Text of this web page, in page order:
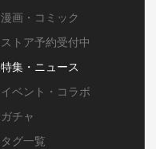
漫画・コミック
ストア予約受付中
特集・ニュース
イベント・コラボ
ガチャ
タグ一覧